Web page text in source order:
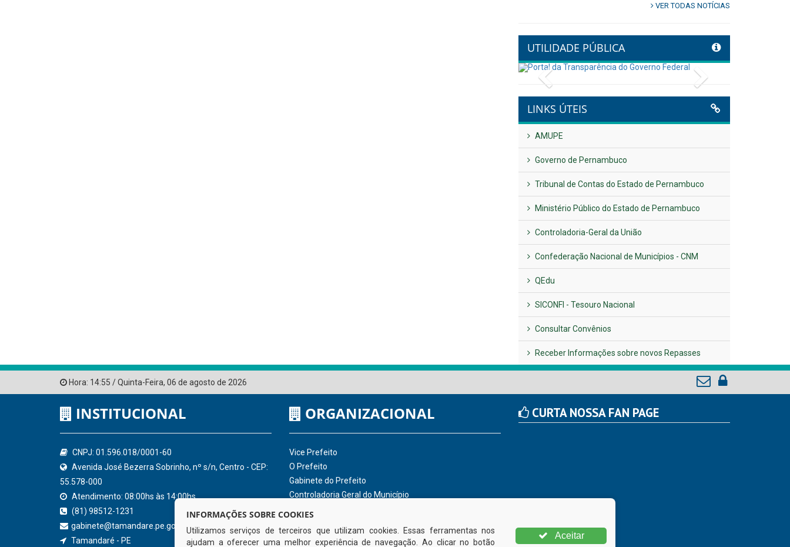
VER TODAS NOTÍCIAS
UTILIDADE PÚBLICA
Previous
LINKS ÚTEIS
AMUPE
Governo de Pernambuco
Tribunal de Contas do Estado de Pernambuco
Ministério Público do Estado de Pernambuco
Controladoria-Geral da União
Confederação Nacional de Municípios - CNM
QEdu
SICONFI - Tesouro Nacional
Consultar Convênios
Receber Informações sobre novos Repasses
Hora: 14:55 /Quinta-Feira, 06 de agosto de 2026
INSTITUCIONAL
CNPJ: 01.596.018/0001-60
Avenida José Bezerra Sobrinho, nº s/n, Centro - CEP:
55.578-000
Atendimento: 08:00hs às 14:00hs
(81) 98512-1231
gabinete@tamandare.pe.gov.br
Tamandaré - PE
ORGANIZACIONAL
Vice Prefeito
O Prefeito
Gabinete do Prefeito
Controladoria Geral do Município
CURTA NOSSA FAN PAGE
INFORMAÇÕES SOBRE COOKIES
Utilizamos serviços de terceiros que utilizam cookies. Essas ferramentas nos
ajudam a oferecer uma melhor experiência de navegação. Ao clicar no botão
Aceitar